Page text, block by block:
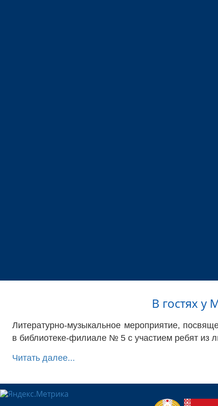
В гостях у
Литературно-музыкальное мероприятие,
в библиотеке-филиале № 5 с участием ребят из
Читать далее...